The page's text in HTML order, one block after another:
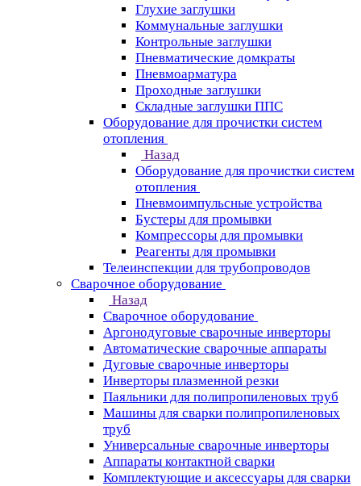
Глухие заглушки
Коммунальные заглушки
Контрольные заглушки
Пневматические домкраты
Пневмоарматура
Проходные заглушки
Складные заглушки ППС
Оборудование для прочистки систем
отопления
Назад
Оборудование для прочистки систем
отопления
Пневмоимпульсные устройства
Бустеры для промывки
Компрессоры для промывки
Реагенты для промывки
Телеинспекции для трубопроводов
Сварочное оборудование
Назад
Сварочное оборудование
Аргонодуговые сварочные инверторы
Автоматические сварочные аппараты
Дуговые сварочные инверторы
Инверторы плазменной резки
Паяльники для полипропиленовых труб
Машины для сварки полипропиленовых
труб
Универсальные сварочные инверторы
Аппараты контактной сварки
Комплектующие и аксессуары для сварки